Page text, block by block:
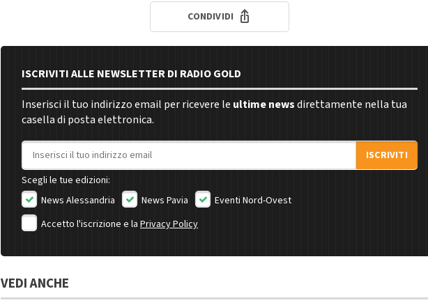
CONDIVIDI
ISCRIVITI ALLE NEWSLETTER DI RADIO GOLD
Inserisci il tuo indirizzo email per ricevere le ultime newsdirettamente nella tua
casella di posta elettronica.
Indirizzo email
ISCRIVITI
Scegli le tue edizioni:
News Alessandria
News Pavia
Eventi Nord-Ovest
Accetto l'iscrizione e la Privacy Policy
VEDI ANCHE